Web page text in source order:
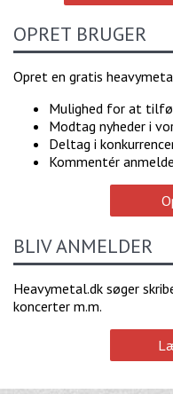
OPRET BRUGER
Opret en gratis
Mulighed for at
Modtag nyheder i
Deltag i
Kommentér
BLIV ANMELDER
Heavymetal.dk søger
koncerter m.m.